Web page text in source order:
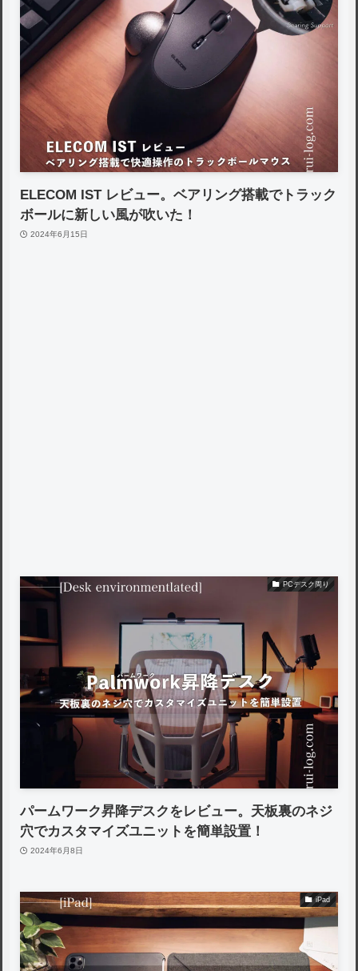
ELECOM IST レビュー。ベアリング搭載でトラック
ボールに新しい風が吹いた！
2024年6月15日
PCデスク周り
パームワーク昇降デスクをレビュー。天板裏のネジ
穴でカスタマイズユニットを簡単設置！
2024年6月8日
iPad